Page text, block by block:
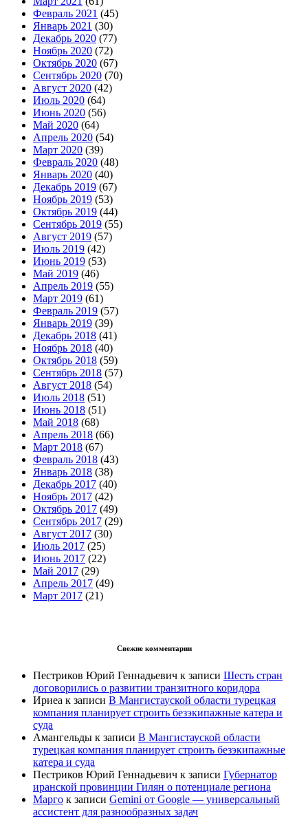
Февраль 2021 (45)
Январь 2021 (30)
Декабрь 2020 (77)
Ноябрь 2020 (72)
Октябрь 2020 (67)
Сентябрь 2020 (70)
Август 2020 (42)
Июль 2020 (64)
Июнь 2020 (56)
Май 2020 (64)
Апрель 2020 (54)
Март 2020 (39)
Февраль 2020 (48)
Январь 2020 (40)
Декабрь 2019 (67)
Ноябрь 2019 (53)
Октябрь 2019 (44)
Сентябрь 2019 (55)
Август 2019 (57)
Июль 2019 (42)
Июнь 2019 (53)
Май 2019 (46)
Апрель 2019 (55)
Март 2019 (61)
Февраль 2019 (57)
Январь 2019 (39)
Декабрь 2018 (41)
Ноябрь 2018 (40)
Октябрь 2018 (59)
Сентябрь 2018 (57)
Август 2018 (54)
Июль 2018 (51)
Июнь 2018 (51)
Май 2018 (68)
Апрель 2018 (66)
Март 2018 (67)
Февраль 2018 (43)
Январь 2018 (38)
Декабрь 2017 (40)
Ноябрь 2017 (42)
Октябрь 2017 (49)
Сентябрь 2017 (29)
Август 2017 (30)
Июль 2017 (25)
Июнь 2017 (22)
Май 2017 (29)
Апрель 2017 (49)
Март 2017 (21)
Свежие комментарии
Пестриков Юрий Геннадьевич к записи Шесть стран
договорились о развитии транзитного коридора
Ириеа к записи В Мангистауской области турецкая
компания планирует строить безэкипажные катера и
суда
Амангельды к записи В Мангистауской области
турецкая компания планирует строить безэкипажные
катера и суда
Пестриков Юрий Геннадьевич к записи Губернатор
иранской провинции Гилян о потенциале региона
Марго к записи Gemini от Google — универсальный
ассистент для разнообразных задач